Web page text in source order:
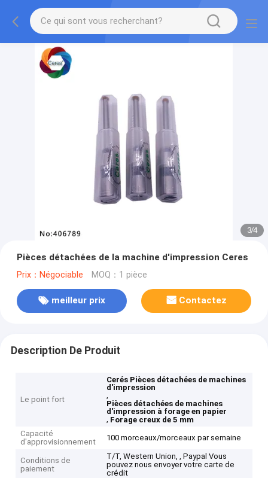
3/4
Pièces détachées de la machine d'impression Ceres
Prix：Négociable MOQ：1 pièce
meilleur prix Contactez
Description De Produit
Le point fort
Cerés Pièces détachées de machines
d'impression
,
Pièces détachées de machines
d'impression à forage en papier
, Forage creux de 5 mm
Capacité
d'approvisionnement
100 morceaux/morceaux par semaine
Conditions de
paiement
T/T, Western Union, , Paypal Vous
pouvez nous envoyer votre carte de
crédit